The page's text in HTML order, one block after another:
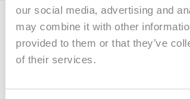
our social media, advertising and
may combine it with other
provided to them or that they’ve
of their services.
Ak nie ste majiteľom tejto domény,
doménu a